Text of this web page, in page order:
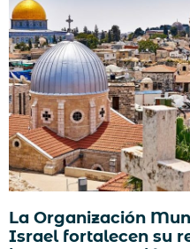
La Organización
Israel fortalecen su